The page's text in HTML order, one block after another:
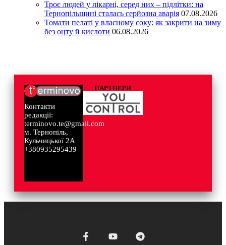
Троє людей у лікарні, серед них – підлітки: на
Тернопільщині сталась серйозна аварія 07.08.2026
Томати пелаті у власному соку: як закрити на зиму
без оцту й кислоти 06.08.2026
Контакти
редакції:
terminovo.te@gmail.com
м. Тернопіль,
Кульчицької 2А
+380935295439
ПАРТНЕРИ